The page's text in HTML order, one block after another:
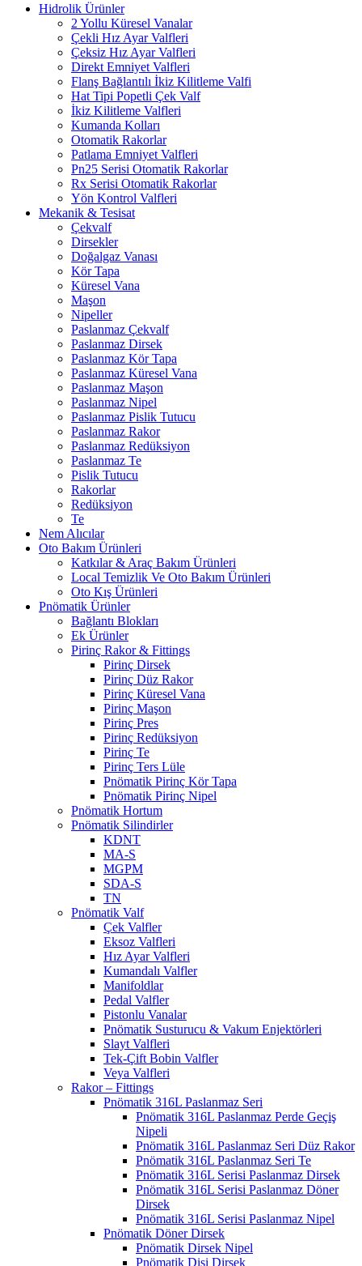
Hidrolik Ürünler
2 Yollu Küresel Vanalar
Çekli Hız Ayar Valfleri
Çeksiz Hız Ayar Valfleri
Direkt Emniyet Valfleri
Flanş Bağlantılı İkiz Kilitleme Valfi
Hat Tipi Popetli Çek Valf
İkiz Kilitleme Valfleri
Kumanda Kolları
Otomatik Rakorlar
Patlama Emniyet Valfleri
Pn25 Serisi Otomatik Rakorlar
Rx Serisi Otomatik Rakorlar
Yön Kontrol Valfleri
Mekanik & Tesisat
Çekvalf
Dirsekler
Doğalgaz Vanası
Kör Tapa
Küresel Vana
Maşon
Nipeller
Paslanmaz Çekvalf
Paslanmaz Dirsek
Paslanmaz Kör Tapa
Paslanmaz Küresel Vana
Paslanmaz Maşon
Paslanmaz Nipel
Paslanmaz Pislik Tutucu
Paslanmaz Rakor
Paslanmaz Redüksiyon
Paslanmaz Te
Pislik Tutucu
Rakorlar
Redüksiyon
Te
Nem Alıcılar
Oto Bakım Ürünleri
Katkılar & Araç Bakım Ürünleri
Local Temizlik Ve Oto Bakım Ürünleri
Oto Kış Ürünleri
Pnömatik Ürünler
Bağlantı Blokları
Ek Ürünler
Pirinç Rakor & Fittings
Pirinç Dirsek
Pirinç Düz Rakor
Pirinç Küresel Vana
Pirinç Maşon
Pirinç Pres
Pirinç Redüksiyon
Pirinç Te
Pirinç Ters Lüle
Pnömatik Pirinç Kör Tapa
Pnömatik Pirinç Nipel
Pnömatik Hortum
Pnömatik Silindirler
KDNT
MA-S
MGPM
SDA-S
TN
Pnömatik Valf
Çek Valfler
Eksoz Valfleri
Hız Ayar Valfleri
Kumandalı Valfler
Manifoldlar
Pedal Valfler
Pistonlu Vanalar
Pnömatik Susturucu & Vakum Enjektörleri
Slayt Valfleri
Tek-Çift Bobin Valfler
Veya Valfleri
Rakor – Fittings
Pnömatik 316L Paslanmaz Seri
Pnömatik 316L Paslanmaz Perde Geçiş
Nipeli
Pnömatik 316L Paslanmaz Seri Düz Rakor
Pnömatik 316L Paslanmaz Seri Te
Pnömatik 316L Serisi Paslanmaz Dirsek
Pnömatik 316L Serisi Paslanmaz Döner
Dirsek
Pnömatik 316L Serisi Paslanmaz Nipel
Pnömatik Döner Dirsek
Pnömatik Dirsek Nipel
Pnömatik Dişi Dirsek